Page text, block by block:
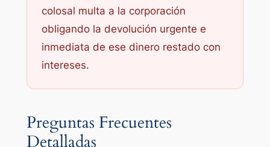
colosal multa a la corporación
obligando la devolución urgente e
inmediata de ese dinero restado con
intereses.
Preguntas Frecuentes
Detalladas